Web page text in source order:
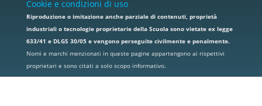
Cookie e condizioni di uso
Riproduzione o imitazione anche parziale di contenuti, proprietà
industriali o tecnologie proprietarie della Scuola sono vietate ex legge
633/41 e DLGS 30/05 e vengono perseguite civilmente e penalmente.
Nomi e marchi menzionati in queste pagine appartengono ai rispettivi
proprietari e sono citati a solo scopo informativo.